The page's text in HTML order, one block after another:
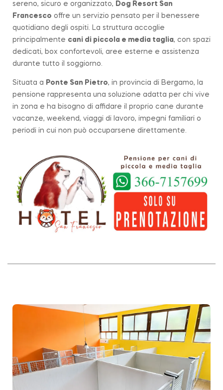
sereno, sicuro e organizzato, Dog Resort San
Francesco offre un servizio pensato per il benessere
quotidiano degli ospiti. La struttura accoglie
principalmente cani di piccola e media taglia, con spazi
dedicati, box confortevoli, aree esterne e assistenza
durante tutto il soggiorno.
Situata a Ponte San Pietro, in provincia di Bergamo, la
pensione rappresenta una soluzione adatta per chi vive
in zona e ha bisogno di affidare il proprio cane durante
vacanze, weekend, viaggi di lavoro, impegni familiari o
periodi in cui non può occuparsene direttamente.